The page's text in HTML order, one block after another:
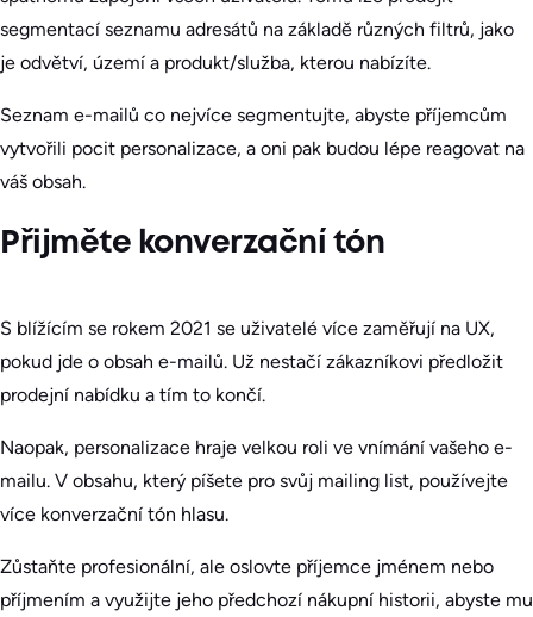
segmentací seznamu adresátů na základě různých filtrů, jako
je odvětví, území a produkt/služba, kterou nabízíte.
Seznam e-mailů co nejvíce segmentujte, abyste příjemcům
vytvořili pocit personalizace, a oni pak budou lépe reagovat na
váš obsah.
Přijměte konverzační tón
S blížícím se rokem 2021 se uživatelé více zaměřují na UX,
pokud jde o obsah e-mailů. Už nestačí zákazníkovi předložit
prodejní nabídku a tím to končí.
Naopak, personalizace hraje velkou roli ve vnímání vašeho e-
mailu. V obsahu, který píšete pro svůj mailing list, používejte
více konverzační tón hlasu.
Zůstaňte profesionální, ale oslovte příjemce jménem nebo
příjmením a využijte jeho předchozí nákupní historii, abyste mu